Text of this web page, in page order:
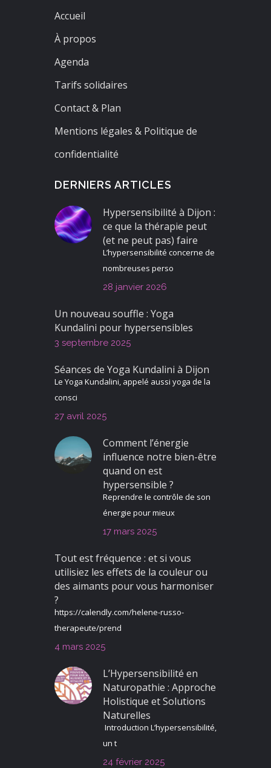
Accueil
À propos
Agenda
Tarifs solidaires
Contact & Plan
Mentions légales & Politique de
confidentialité
DERNIERS ARTICLES
Hypersensibilité à Dijon :
ce que la thérapie peut
(et ne peut pas) faire
L’hypersensibilité concerne de
nombreuses perso
28 janvier 2026
Un nouveau souffle : Yoga
Kundalini pour hypersensibles
3 septembre 2025
Séances de Yoga Kundalini à Dijon
Le Yoga Kundalini, appelé aussi yoga de la
consci
27 avril 2025
Comment l’énergie
influence notre bien-être
quand on est
hypersensible ?
Reprendre le contrôle de son
énergie pour mieux
17 mars 2025
Tout est fréquence : et si vous
utilisiez les effets de la couleur ou
des aimants pour vous harmoniser
?
https://calendly.com/helene-russo-
therapeute/prend
4 mars 2025
L’Hypersensibilité en
Naturopathie : Approche
Holistique et Solutions
Naturelles
Introduction L’hypersensibilité,
un t
24 février 2025